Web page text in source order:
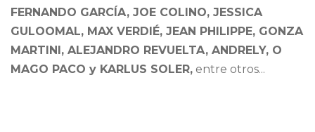
FERNANDO GARCÍA, JOE COLINO, JESSICA
GULOOMAL, MAX VERDIÉ, JEAN PHILIPPE, GONZA
MARTINI, ALEJANDRO REVUELTA, ANDRELY, O
MAGO PACO y KARLUS SOLER, entre otros...